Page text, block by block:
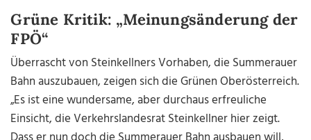
Grüne Kritik: „Meinungsänderung der
FPÖ“
Überrascht von Steinkellners Vorhaben, die Summerauer
Bahn auszubauen, zeigen sich die Grünen Oberösterreich.
„Es ist eine wundersame, aber durchaus erfreuliche
Einsicht, die Verkehrslandesrat Steinkellner hier zeigt.